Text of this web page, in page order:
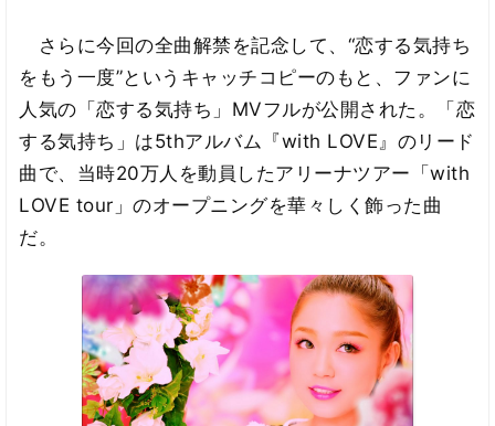
さらに今回の全曲解禁を記念して、“恋する気持ち
をもう一度”というキャッチコピーのもと、ファンに
人気の「恋する気持ち」MVフルが公開された。「恋
する気持ち」は5thアルバム『with LOVE』のリード
曲で、当時20万人を動員したアリーナツアー「with
LOVE tour」のオープニングを華々しく飾った曲
だ。